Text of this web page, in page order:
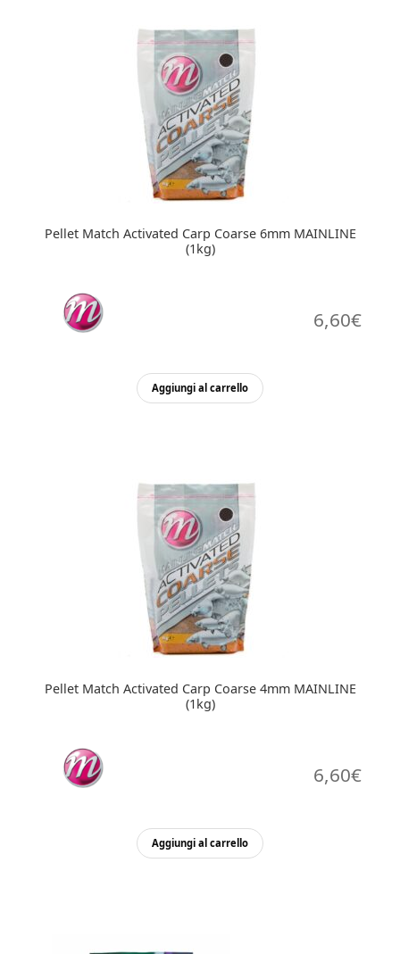
Pellet Match Activated Carp Coarse 6mm MAINLINE
(1kg)
6,60€
Aggiungi al carrello
Pellet Match Activated Carp Coarse 4mm MAINLINE
(1kg)
6,60€
Aggiungi al carrello